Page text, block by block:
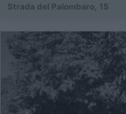
Strada del Palombaro, 15